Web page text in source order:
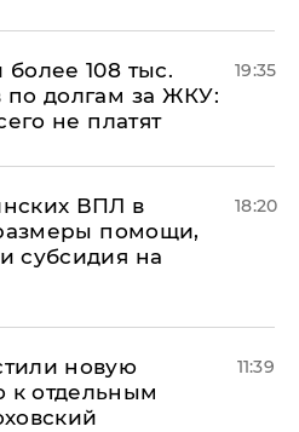
108 тыс.
по долгам за ЖКУ:
не платят
19:35
ВПЛ в
размеры помощи,
субсидия на
18:20
новую
отдельным
11:39